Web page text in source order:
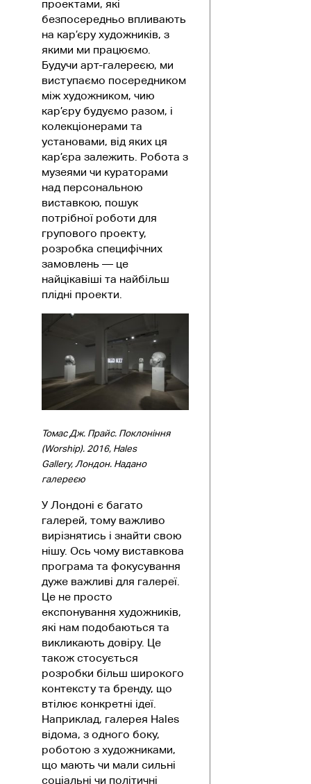
проектами, які
безпосередньо впливають
на кар’єру художників, з
якими ми працюємо.
Будучи арт-галереєю, ми
виступаємо посередником
між художником, чию
кар’єру будуємо разом, і
колекціонерами та
установами, від яких ця
кар’єра залежить. Робота з
музеями чи кураторами
над персональною
виставкою, пошук
потрібної роботи для
групового проекту,
розробка специфічних
замовлень — це
найцікавіші та найбільш
плідні проекти.
Томас Дж. Прайс. Поклоніння
(Worship). 2016, Hales
Gallery, Лондон. Надано
галереєю
У Лондоні є багато
галерей, тому важливо
вирізнятись і знайти свою
нішу. Ось чому виставкова
програма та фокусування
дуже важливі для галереї.
Це не просто
експонування художників,
які нам подобаються та
викликають довіру. Це
також стосується
розробки більш широкого
контексту та бренду, що
втілює конкретні ідеї.
Наприклад, галерея Hales
відома, з одного боку,
роботою з художниками,
що мають чи мали сильні
соціальні чи політичні